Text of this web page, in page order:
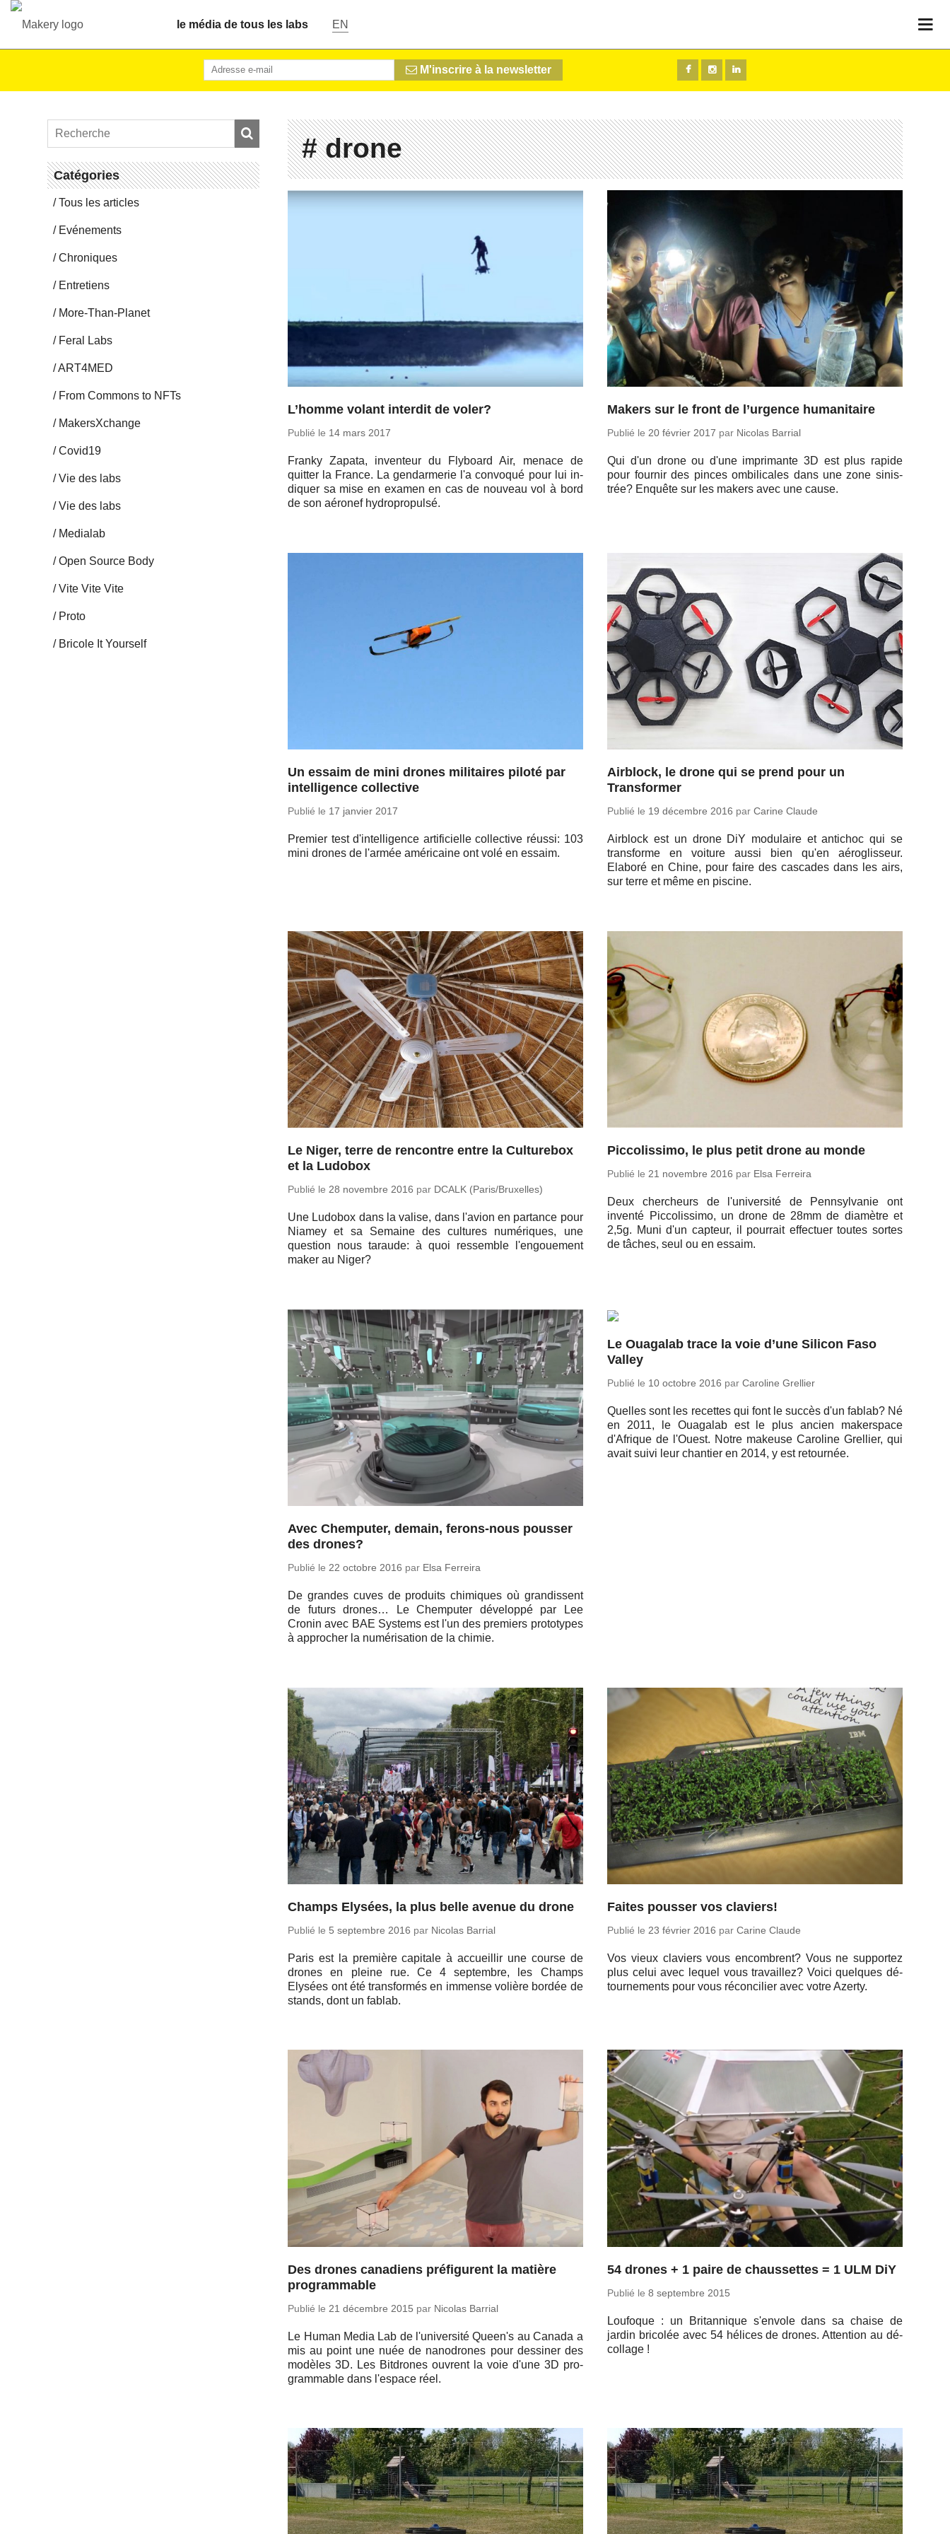
le média de tous les labs EN
M'inscrire à la newsletter
Ca­té­go­ries
Tous les articles
Evé­ne­ments
Chro­niques
En­tre­tiens
More-Than-Pla­net
Feral Labs
ART4MED
From Commons to NFTs
Ma­kersX­change
Covid19
Vie des labs
Vie des labs
Me­dia­lab
Open Source Body
Vite Vite Vite
Proto
Bricole It Yourself
# drone
L’homme volant interdit de voler?
Publié le 14 mars 2017
Franky Zapata, in­ven­teur du Fly­board Air, menace de
quitter la France. La gen­dar­me­rie l'a convo­qué pour lui in­
di­quer sa mise en examen en cas de nouveau vol à bord
de son aéronef hydropropulsé.
Makers sur le front de l’urgence humanitaire
Publié le20 février 2017 par Nicolas Barrial
Qui d'un drone ou d'une im­pri­mante 3D est plus rapide
pour fournir des pinces om­bi­li­cales dans une zone si­nis­
trée? Enquête sur les makers avec une cause.
Un essaim de mini drones militaires piloté par
intelligence collective
Publié le 17 janvier 2017
Premier test d'in­tel­li­gence ar­ti­fi­cielle col­lec­tive réussi: 103
mini drones de l'armée amé­ri­caine ont volé en essaim.
Airblock, le drone qui se prend pour un
Transformer
Publié le 19 dé­cembre 2016 parCarine Claude
Air­block est un drone DiY mo­du­laire et an­ti­choc qui se
trans­forme en voiture aussi bien qu'en aé­ro­glis­seur.
Elaboré en Chine, pour faire des cas­cades dans les airs,
sur terre et même en piscine.
Le Niger, terre de rencontre entre la Culturebox
et la Ludobox
Publié le 28 no­vembre 2016 par DCALK (Paris/Bruxelles)
Une Ludobox dans la valise, dans l'avion en par­tance pour
Niamey et sa Semaine des cultures nu­mé­riques, une
ques­tion nous taraude: à quoi res­semble l'en­goue­ment
maker au Niger?
Piccolissimo, le plus petit drone au monde
Publié le 21 no­vembre 2016 par Elsa Ferreira
Deux cher­cheurs de l'uni­ver­sité de Penn­syl­va­nie ont
inventé Pic­co­lis­simo, un drone de 28mm de dia­mètre et
2,5g. Muni d'un capteur, il pour­rait ef­fec­tuer toutes sortes
de tâches, seul ou en essaim.
Avec Chemputer, demain, ferons-nous pousser
des drones?
Publié le 22 octobre 2016 par Elsa Ferreira
De grandes cuves de pro­duits chi­miques où gran­dissent
de futurs drones… Le Chem­pu­ter dé­ve­loppé par Lee
Cronin avec BAE Systems est l'un des pre­miers pro­to­types
à ap­pro­cher la nu­mé­ri­sa­tion de la chimie.
Le Ouagalab trace la voie d’une Silicon Faso
Valley
Publié le 10 octobre 2016 parCa­ro­line Grellier
Quelles sont les re­cettes qui font le succès d'un fablab? Né
en 2011, le Oua­ga­lab est le plus ancien ma­kers­pace
d'Afrique de l'Ouest. Notre makeuse Ca­ro­line Grel­lier, qui
avait suivi leur chan­tier en 2014, y est retournée.
Champs Elysées, la plus belle avenue du drone
Publié le 5 sep­tembre 2016 par Nicolas Barrial
Paris est la pre­mière ca­pi­tale à ac­cueillir une course de
drones en pleine rue. Ce 4 sep­tembre, les Champs
Elysées ont été trans­for­més en immense volière bordée de
stands, dont un fablab.
Faites pousser vos claviers!
Publié le 23 février 2016 parCarine Claude
Vos vieux cla­viers vous en­combrent? Vous ne sup­por­tez
plus celui avec lequel vous tra­vaillez? Voici quelques dé­
tour­ne­ments pour vous ré­con­ci­lier avec votre Azerty.
Des drones canadiens préfigurent la matière
programmable
Publié le 21 dé­cembre 2015 par Nicolas Barrial
Le Human Media Lab de l'uni­ver­sité Queen's au Canada a
mis au point une nuée de na­no­drones pour des­si­ner des
modèles 3D. Les Bit­drones ouvrent la voie d'une 3D pro­
gram­mable dans l'es­pace réel.
54 drones + 1 paire de chaussettes = 1 ULM DiY
Publié le8 sep­tembre 2015
Lou­foque : un Bri­tan­nique s'en­vole dans sa chaise de
jardin bri­co­lée avec 54 hélices de drones. At­ten­tion au dé­
col­lage !